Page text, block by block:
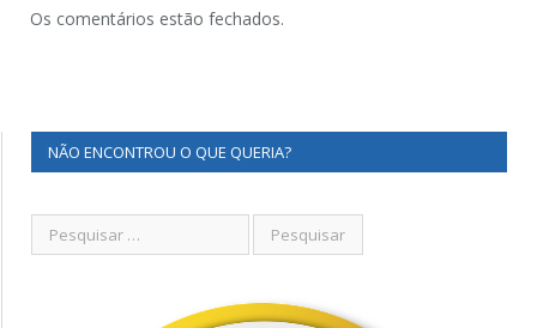
Os comentários estão fechados.
NÃO ENCONTROU O QUE QUERIA?